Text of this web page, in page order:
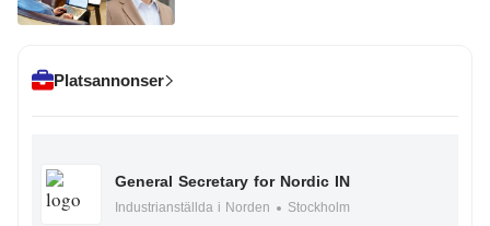
Platsannonser
General Secretary for Nordic IN
Industrianställda i Norden Stockholm